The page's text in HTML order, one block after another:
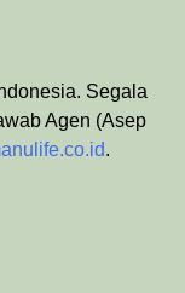
Segala
Agen (Asep
.